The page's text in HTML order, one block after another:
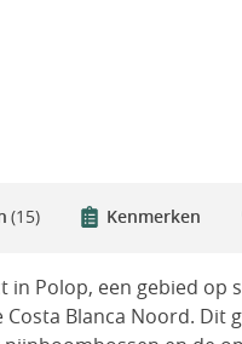
(15) Kenmerken
in Polop, een gebied op
Costa Blanca Noord.